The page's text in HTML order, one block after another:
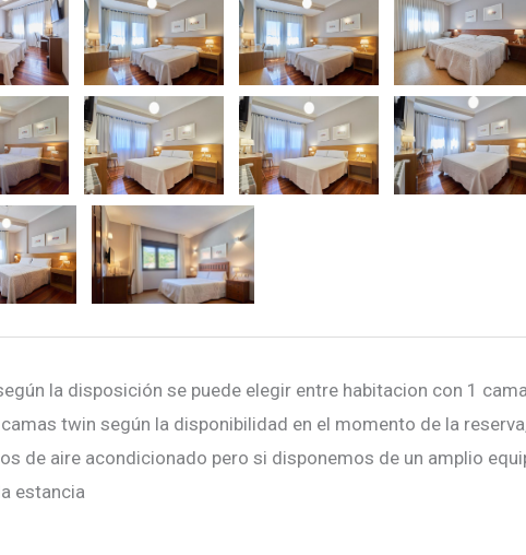
la disposición se puede elegir entre habitacion con 1
twin según la disponibilidad en el momento de la
de aire acondicionado pero si disponemos de un amplio
estancia